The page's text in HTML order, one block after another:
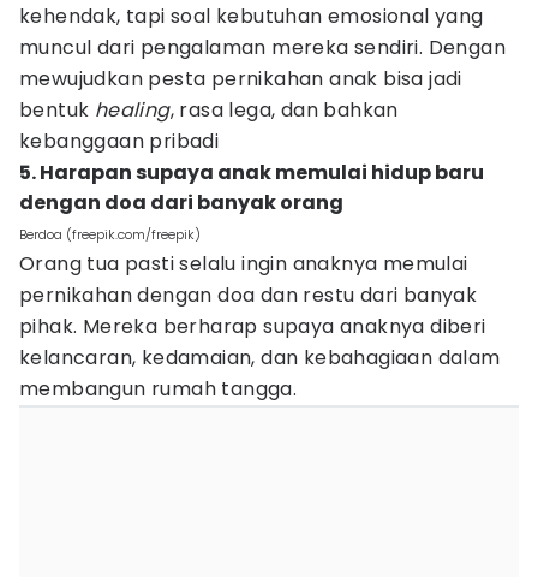
kehendak, tapi soal kebutuhan emosional yang
muncul dari pengalaman mereka sendiri. Dengan
mewujudkan pesta pernikahan anak bisa jadi
bentuk healing, rasa lega, dan bahkan
kebanggaan pribadi
5. Harapan supaya anak memulai hidup baru
dengan doa dari banyak orang
Berdoa (freepik.com/freepik)
Orang tua pasti selalu ingin anaknya memulai
pernikahan dengan doa dan restu dari banyak
pihak. Mereka berharap supaya anaknya diberi
kelancaran, kedamaian, dan kebahagiaan dalam
membangun rumah tangga.